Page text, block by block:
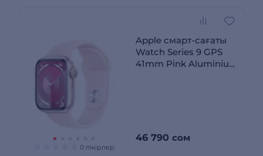
0 пікірлер
Apple смарт-сағаты
Watch Series 9 GPS
41mm Pink Aluminium
46 790 сом